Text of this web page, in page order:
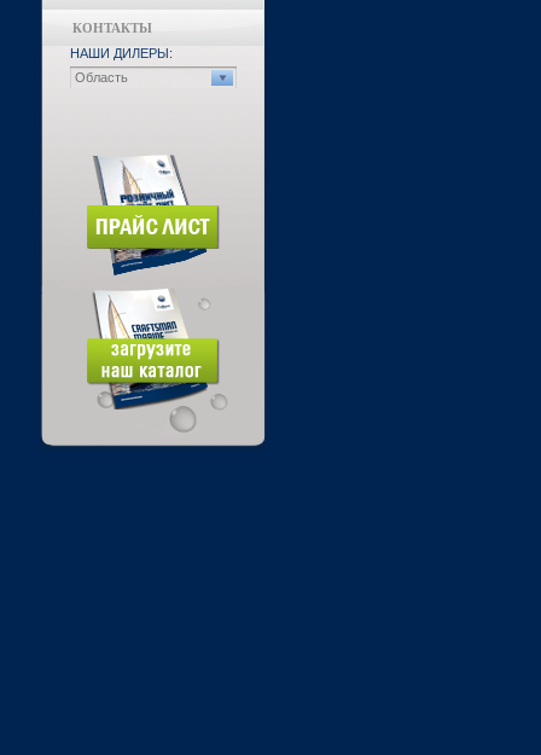
НАШИ ДИЛЕРЫ:
Область
КОНТАКТЫ
Archives
Февраль 2012